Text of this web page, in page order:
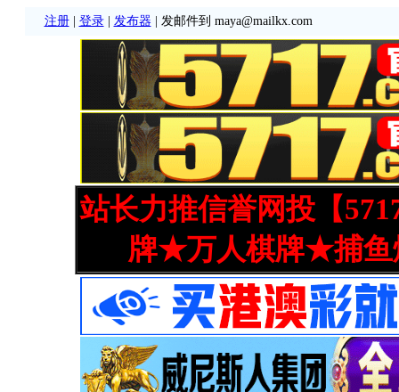
注册| 登录| 发布器 | 发邮件到 maya@mailkx.com
站长力推信誉网投【
牌★万人棋牌★捕鱼